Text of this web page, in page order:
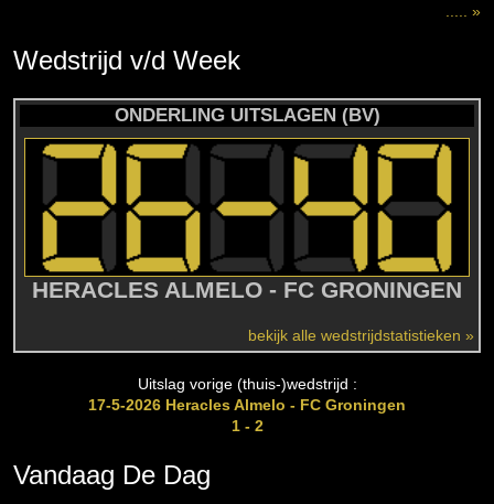
..... »
Wedstrijd v/d Week
ONDERLING UITSLAGEN (BV)
HERACLES ALMELO - FC GRONINGEN
bekijk alle wedstrijdstatistieken »
Uitslag vorige (thuis-)wedstrijd :
17-5-2026 Heracles Almelo - FC Groningen
1 - 2
Vandaag De Dag